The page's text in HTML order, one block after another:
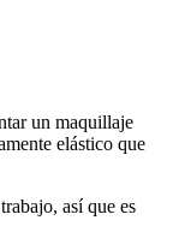
un maquillaje
elástico que
así que es